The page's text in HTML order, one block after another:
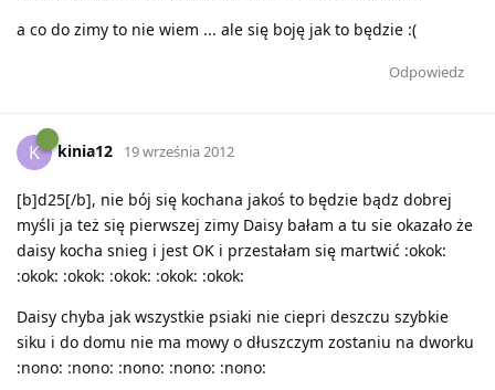
a co do zimy to nie wiem ... ale się boję jak to będzie :(
Odpowiedz
K kinia12 19 września 2012
[b]d25[/b], nie bój się kochana jakoś to będzie bądz dobrej
myśli ja też się pierwszej zimy Daisy bałam a tu sie okazało że
daisy kocha snieg i jest OK i przestałam się martwić :okok:
:okok: :okok: :okok: :okok: :okok:
Daisy chyba jak wszystkie psiaki nie ciepri deszczu szybkie
siku i do domu nie ma mowy o dłuszczym zostaniu na dworku
:nono: :nono: :nono: :nono: :nono: